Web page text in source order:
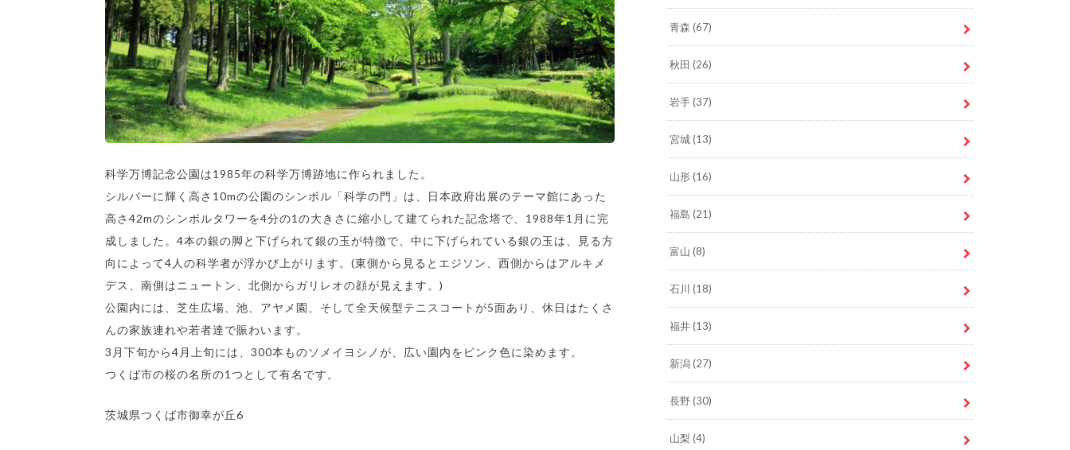
科学万博記念公園は1985年の科学万博跡地に作られました。
シルバーに輝く高さ10mの公園のシンボル「科学の門」は、日本政府出展のテーマ館にあった
高さ42mのシンボルタワーを4分の1の大きさに縮小して建てられた記念塔で、1988年1月に完
成しました。4本の銀の脚と下げられて銀の玉が特徴で、中に下げられている銀の玉は、見る方
向によって4人の科学者が浮かび上がります。(東側から見るとエジソン、西側からはアルキメ
デス、南側はニュートン、北側からガリレオの顔が見えます。)
公園内には、芝生広場、池、アヤメ園、そして全天候型テニスコートが5面あり、休日はたくさ
んの家族連れや若者達で賑わいます。
3月下旬から4月上旬には、300本ものソメイヨシノが、広い園内をピンク色に染めます。
つくば市の桜の名所の1つとして有名です。
茨城県つくば市御幸が丘6
青森 (67)
秋田 (26)
岩手(37)
宮城(13)
山形(16)
福島 (21)
富山 (8)
石川 (18)
福井(13)
新潟(27)
長野(30)
山梨 (4)